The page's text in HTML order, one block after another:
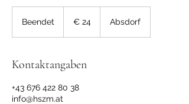
Beendet
d
t
€ 24 Absdorf
Kontaktangaben
+43 676 422 80 38
info@hszm.at